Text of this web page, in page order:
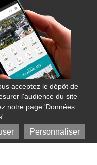
acceptez le dépôt de
l'audience du site
notre page 'Données
'.
Personnaliser